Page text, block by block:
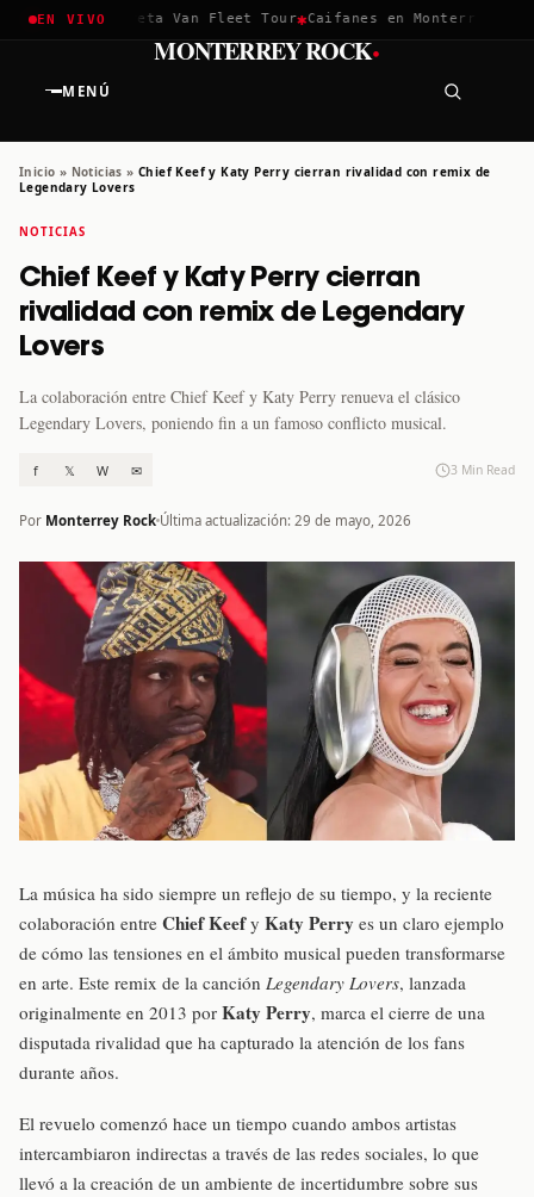
EN VIVO
2026 ✱Greta Van Fleet Tour✱Caifanes en Monterrey · 12
MENÚ
MONTERREY ROCK·
Inicio » Noticias » Chief Keef y Katy Perry cierran rivalidad con remix de
Legendary Lovers
NOTICIAS
Chief Keef y Katy Perry cierran
rivalidad con remix de Legendary
Lovers
La colaboración entre Chief Keef y Katy Perry renueva el clásico
Legendary Lovers, poniendo fin a un famoso conflicto musical.
f 𝕏 W ✉ 3 Min Read
Por Monterrey Rock Última actualización: 29 de mayo, 2026
La música ha sido siempre un reflejo de su tiempo, y la reciente
colaboración entre Chief Keefy Katy Perry es un claro ejemplo
de cómo las tensiones en el ámbito musical pueden transformarse
en arte. Este remix de la canción Legendary Lovers, lanzada
originalmente en 2013 por Katy Perry, marca el cierre de una
disputada rivalidad que ha capturado la atención de los fans
durante años.
El revuelo comenzó hace un tiempo cuando ambos artistas
intercambiaron indirectas a través de las redes sociales, lo que
llevó a la creación de un ambiente de incertidumbre sobre sus